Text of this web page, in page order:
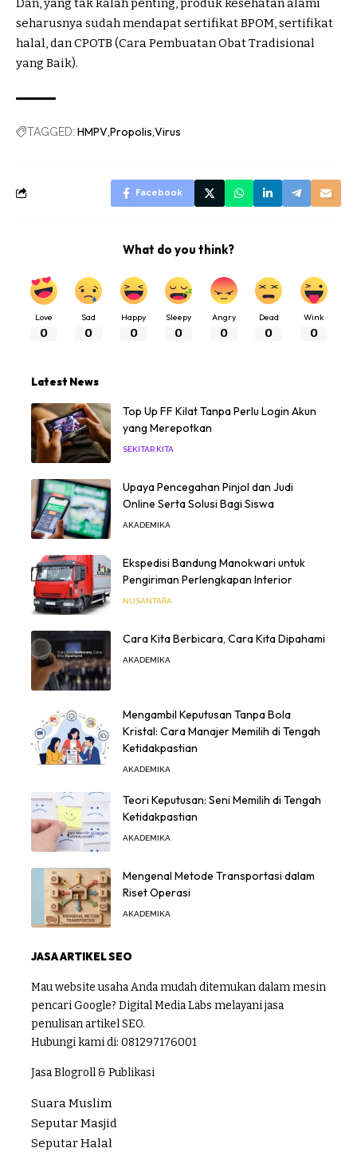
Dan, yang tak kalah penting, produk kesehatan alami
seharusnya sudah mendapat sertifikat BPOM, sertifikat
halal, dan CPOTB (Cara Pembuatan Obat Tradisional
yang Baik).
TAGGED: HMPV Propolis Virus
Facebook
What do you think?
Love
0
Sad
0
Happy
0
Sleepy
0
Angry
0
Dead
0
Wink
0
Latest News
Top Up FF Kilat Tanpa Perlu Login Akun
yang Merepotkan
SEKITAR KITA
Upaya Pencegahan Pinjol dan Judi
Online Serta Solusi Bagi Siswa
AKADEMIKA
Ekspedisi Bandung Manokwari untuk
Pengiriman Perlengkapan Interior
NUSANTARA
Cara Kita Berbicara, Cara Kita Dipahami
AKADEMIKA
Mengambil Keputusan Tanpa Bola
Kristal: Cara Manajer Memilih di Tengah
Ketidakpastian
AKADEMIKA
Teori Keputusan: Seni Memilih di Tengah
Ketidakpastian
AKADEMIKA
Mengenal Metode Transportasi dalam
Riset Operasi
AKADEMIKA
JASA ARTIKEL SEO
Mau website usaha Anda mudah ditemukan dalam mesin
pencari Google? Digital Media Labs melayani jasa
penulisan artikel SEO.
Hubungi kami di: 081297176001
Jasa Blogroll & Publikasi
Suara Muslim
Seputar Masjid
Seputar Halal